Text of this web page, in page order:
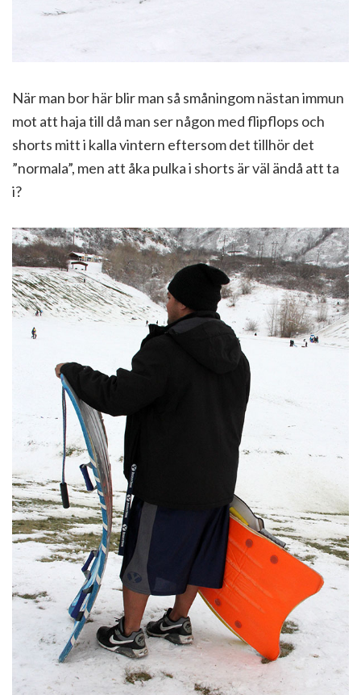
När man bor här blir man så småningom nästan immun
mot att haja till då man ser någon med flipflops och
shorts mitt i kalla vintern eftersom det tillhör det
”normala”, men att åka pulka i shorts är väl ändå att ta
i?